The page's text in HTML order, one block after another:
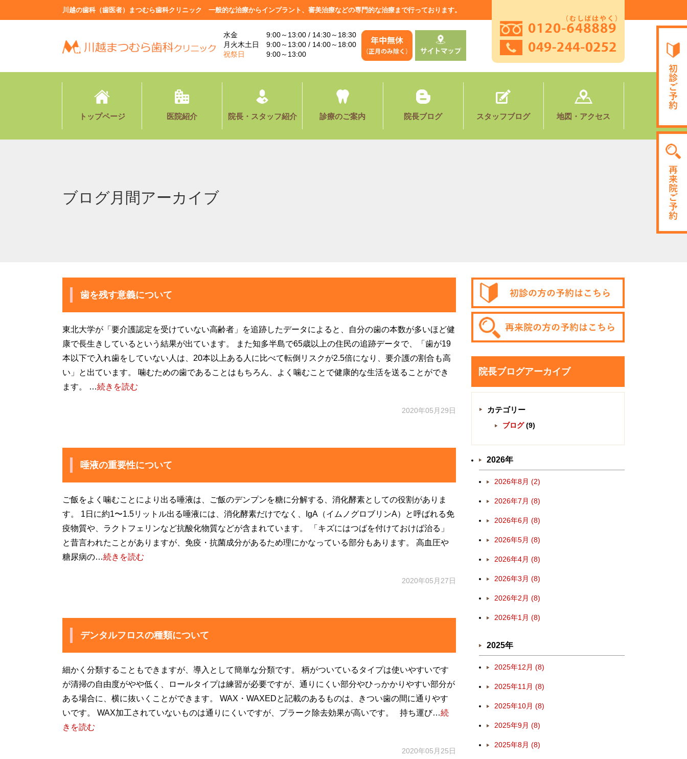
川越の歯科（歯医者）まつむら歯科クリニック 一般的な治療からインプラント、審美治療などの専門的な治療まで行っております。
水金 9:00～13:00 / 14:30～18:30
月火木土日 9:00～13:00 / 14:00～18:00
祝祭日
9:00～13:00
トップページ 医院紹介 院長・スタッフ紹介 診療のご案内 院長ブログ スタッフブログ 地図・アクセス
ブログ月間アーカイブ
歯を残す意義について
東北大学が「要介護認定を受けていない高齢者」を追跡したデータによると、自分の歯の本数が多いほど健
康で長生きしているという結果が出ています。 また知多半島で65歳以上の住民の追跡データで、「歯が19
本以下で入れ歯をしていない人は、20本以上ある人に比べて転倒リスクが2.5倍になり、要介護の割合も高
い」と出ています。 噛むための歯であることはもちろん、よく噛むことで健康的な生活を送ることができ
ます。 …続きを読む
2020年05月29日
唾液の重要性について
ご飯をよく噛むことにより出る唾液は、ご飯のデンプンを糖に分解する、消化酵素としての役割がありま
す。 1日に約1〜1.5リットル出る唾液には、消化酵素だけでなく、IgA（イムノグロブリンA）と呼ばれる免
疫物質や、ラクトフェリンなど抗酸化物質などが含まれています。 「キズにはつばを付けておけば治る」
と昔言われたことがありますが、免疫・抗菌成分があるため理にかなっている部分もあります。 高血圧や
糖尿病の…続きを読む
2020年05月27日
デンタルフロスの種類について
細かく分類することもできますが、導入として簡単な分類です。 柄がついているタイプは使いやすいです
が清掃の自由度がやや低く、ロールタイプは練習が必要ですが、通りにくい部分やひっかかりやすい部分が
ある場合に、横に抜いくことができます。 WAX・WAXEDと記載のあるものは、きつい歯の間に通りやす
いです。 WAX加工されていないものは通りにくいですが、プラーク除去効果が高いです。 持ち運び…続
きを読む
2020年05月25日
院長ブログアーカイブ
カテゴリー
ブログ(9)
2026年
2026年8月 (2)
2026年7月 (8)
2026年6月 (8)
2026年5月 (8)
2026年4月 (8)
2026年3月 (8)
2026年2月 (8)
2026年1月 (8)
2025年
2025年12月 (8)
2025年11月 (8)
2025年10月 (8)
2025年9月 (8)
2025年8月 (8)